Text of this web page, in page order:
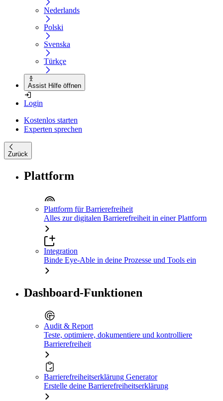
Nederlands
Polski
Svenska
Türkçe
Assist Hilfe öffnen
Login
Kostenlos starten
Experten sprechen
Zurück
Plattform
Plattform für Barrierefreiheit
Alles zur digitalen Barrierefreiheit in einer Plattform
Integration
Binde Eye-Able in deine Prozesse und Tools ein
Dashboard-Funktionen
Audit & Report
Teste, optimiere, dokumentiere und kontrolliere
Barrierefreiheit
Barrierefreiheitserklärung Generator
Erstelle deine Barrierefreiheitserklärung